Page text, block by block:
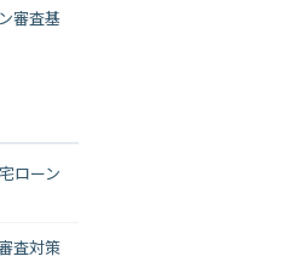
審査基
ローン
査対策